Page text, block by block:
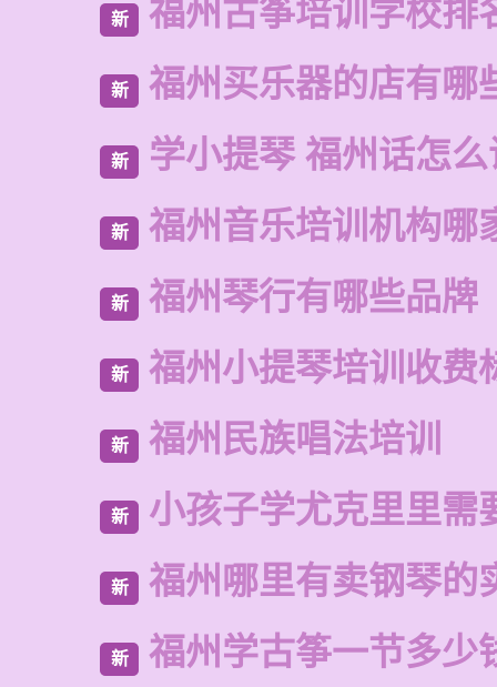
新 福州古筝培训学校排
新 福州买乐器的店有哪
新 学小提琴 福州话怎
新 福州音乐培训机构哪
新 福州琴行有哪些品牌
新 福州小提琴培训收费
新 福州民族唱法培训
新 小孩子学尤克里里需
新 福州哪里有卖钢琴的
新 福州学古筝一节多少